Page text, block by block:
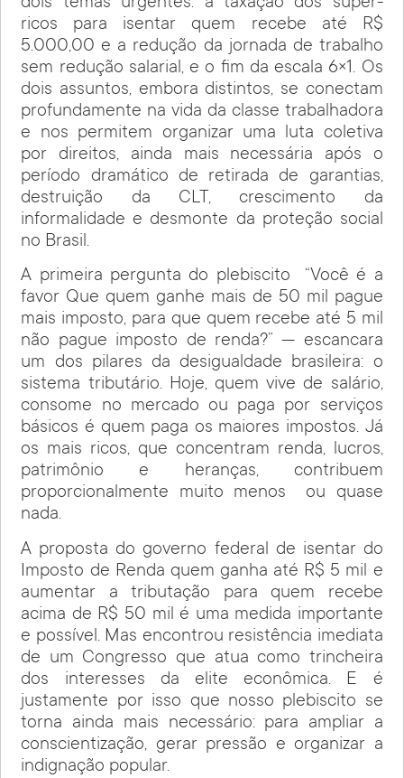
ricos para isentar quem recebe até R$
5.000,00 e a redução da jornada de trabalho
sem redução salarial, e o fim da escala 6×1. Os
dois assuntos, embora distintos, se conectam
profundamente na vida da classe trabalhadora
e nos permitem organizar uma luta coletiva
por direitos, ainda mais necessária após o
período dramático de retirada de garantias,
destruição da CLT, crescimento da
informalidade e desmonte da proteção social
no Brasil.
A primeira pergunta do plebiscito “Você é a
favor Que quem ganhe mais de 50 mil pague
mais imposto, para que quem recebe até 5 mil
não pague imposto de renda?” — escancara
um dos pilares da desigualdade brasileira: o
sistema tributário. Hoje, quem vive de salário,
consome no mercado ou paga por serviços
básicos é quem paga os maiores impostos. Já
os mais ricos, que concentram renda, lucros,
patrimônio e heranças, contribuem
proporcionalmente muito menos ou quase
nada.
A proposta do governo federal de isentar do
Imposto de Renda quem ganha até R$ 5 mil e
aumentar a tributação para quem recebe
acima de R$ 50 mil é uma medida importante
e possível. Mas encontrou resistência imediata
de um Congresso que atua como trincheira
dos interesses da elite econômica. E é
justamente por isso que nosso plebiscito se
torna ainda mais necessário: para ampliar a
conscientização, gerar pressão e organizar a
indignação popular.